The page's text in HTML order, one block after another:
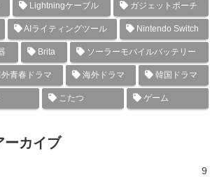
Lightningケーブル ガジェットポーチ
AIライティングツール Nintendo Switch
Brita ソーラーモバイルバッテリー
青春ドラマ 海外ドラマ 韓国ドラマ
こたつ ゲーム
ーカイブ
9